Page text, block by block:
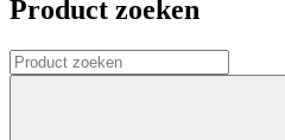
Product zoeken